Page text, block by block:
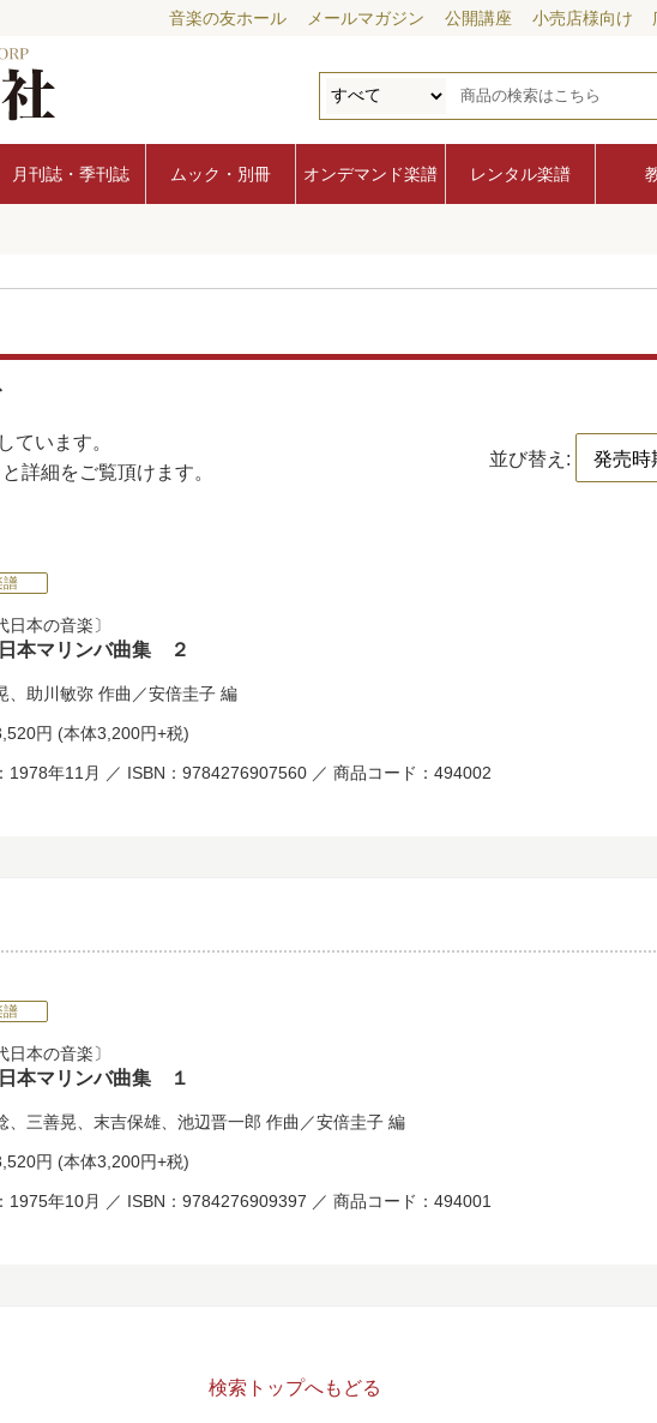
音楽の友ホール メールマガジン 公開講座 小売店様向け
月刊誌・季刊誌 ムック・別冊 オンデマンド楽譜 レンタル楽譜
ています。
詳細をご覧頂けます。
並び替え:
譜
日本の音楽
本マリンバ曲集 ２
助川敏弥 作曲／安倍圭子 編
円 (本体3,200円+税)
1978年11月 ／ ISBN：9784276907560 ／ 商品コード：494002
譜
日本の音楽
本マリンバ曲集 １
三善晃 末吉保雄 池辺晋一郎 作曲／安倍圭子 編
円 (本体3,200円+税)
1975年10月 ／ ISBN：9784276909397 ／ 商品コード：494001
検索トップへもどる